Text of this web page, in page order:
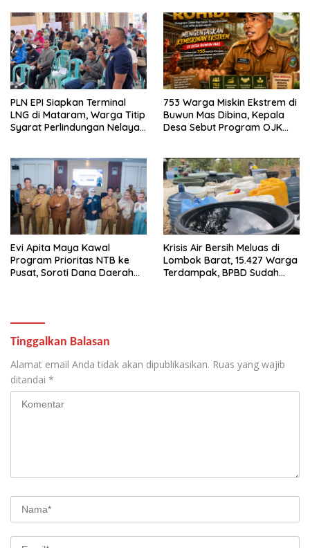
PLN EPI Siapkan Terminal
LNG di Mataram, Warga Titip
Syarat Perlindungan Nelayan
753 Warga Miskin Ekstrem di
Buwun Mas Dibina, Kepala
Desa Sebut Program OJK
Evi Apita Maya Kawal
Program Prioritas NTB ke
Pusat, Soroti Dana Daerah
Krisis Air Bersih Meluas di
Lombok Barat, 15.427 Warga
Terdampak, BPBD Sudah
Tinggalkan Balasan
Alamat email Anda tidak akan dipublikasikan. Ruas yang wajib
ditandai *